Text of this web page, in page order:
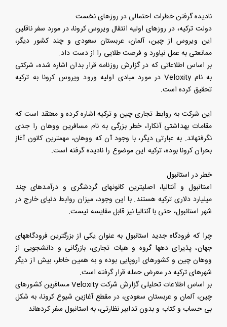
نادیده گرفتن خطرات احتمالی در روزهای نخست
دولت ترکیه، در روزهای اولیه انتقال ویروس کرونا، در مورد سفر ناقلین
این ویروس از چین، آلمان، عربستان سعودی و چند کشور دیگر،
ممانعتی به عمل نیاورد و فرصت طلایی را از دست داد.
بر اساس اطلاعاتی که در گزارش روزنامه قرار بدان اشاره شده، شرکتی
به نام Veloxity در مورد مبادی اولیه ورود ویروس کرونا به ترکیه
تحقیق کرده است.
این شرکت به روابط تجاری چین و ترکیه اشاره کرده و معتقد است که
مقامات بهداشتی آنکارا، خطر بزرگی به نام مسافرین ووهان را جدی
نگرفتهاند. به عبارتی دیگر، با وجود آن که ووهان، مهمترین کانون آغاز
بحران کرونا بوده، ترکیه این موضوع را نادیده گرفته است.
خطر در استانبول
استانبول و آنتالیا، اصلیترین کانونهای گردشگری و درآمدهای چند
میلیارد دلاری ترکیه هستند. با این وجود، میزان روابط دنیای خارج در
شهر استانبول، حتی با آنتالیا نیز قابل مقایسه نیست.
چرا که فرودگاه جدید استانبول به عنوان یکی از بزرگترین فرودگاههای
جهان، پذیرای دهها گروه و هیات تجاری، بازرگانی و دانشجویی از
ووهان چین و کشورهای اروپایی بوده و به همین خاطر، بیش از دیگر
شهرهای ترکیه در معرض حمله قرار گرفته است.
بر اساس اطلاعات تحلیلی گزارش شرکت Veloxity مسافرین کشورهای
چین، آلمان و عربستان سعودی، در مقطع آغازین شیوع کرونا، به شکل
بی حساب و کتاب و بدون تدابیر نظارتی، به استانبول سفر کردهاند.